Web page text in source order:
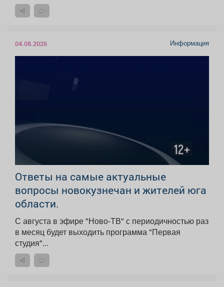
04.08.2026 Информация
Ответы на самые актуальные
вопросы новокузнечан и жителей юга
области.
С августа в эфире "Ново-ТВ" с периодичностью раз
в месяц будет выходить программа "Первая
студия"...